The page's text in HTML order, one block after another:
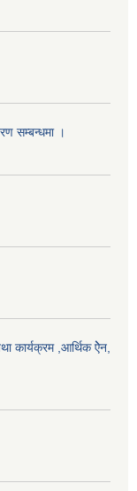
सम्बन्धमा ।
कार्यक्रम ,आर्थिक ऐेन,